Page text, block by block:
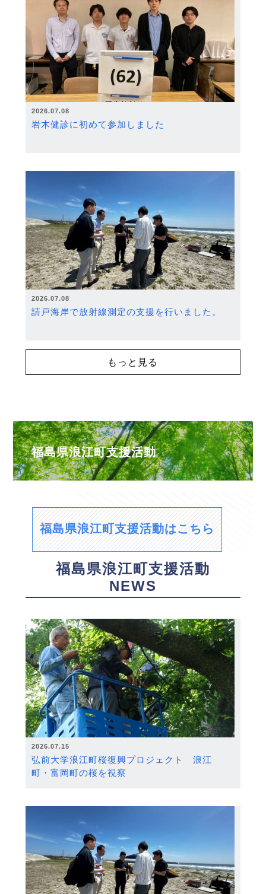
2026.07.08
岩木健診に初めて参加しました
2026.07.08
請戸海岸で放射線測定の支援を行いました。
もっと見る
福島県浪江町支援活動
福島県浪江町支援活動はこちら
福島県浪江町支援活動
NEWS
2026.07.15
弘前大学浪江町桜復興プロジェクト 浪江
町・富岡町の桜を視察